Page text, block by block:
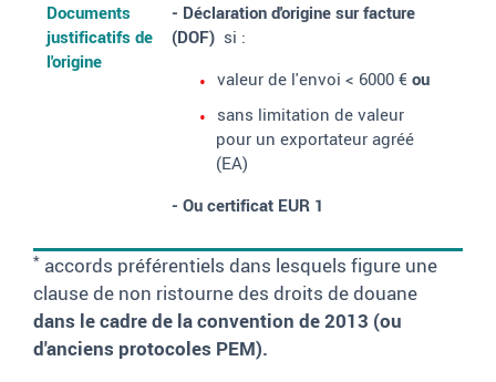
Documents
justificatifs de
l'origine
- Déclaration d'origine sur facture
(DOF) si :
valeur de l'envoi < 6000 €ou
sans limitation de valeur
pour un exportateur agréé
(EA)
- Ou certificat EUR 1
* accords préférentiels dans lesquels figure une
clause de non ristourne des droits de douane
dans le cadre de la convention de 2013 (ou
d'anciens protocoles PEM).